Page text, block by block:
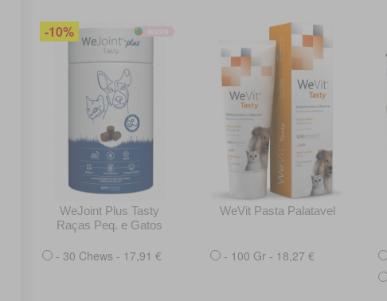
-10%
WeJoint Plus Tasty
Raças Peq. e Gatos
- 30 Chews - 17,91 €
WeVit Pasta Palatavel
- 100 Gr - 18,27 €